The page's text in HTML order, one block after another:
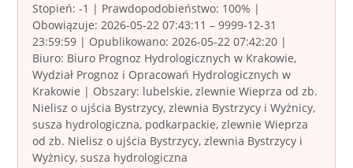
Stopień: -1 | Prawdopodobieństwo: 100% |
Obowiązuje: 2026-05-22 07:43:11 – 9999-12-31
23:59:59 | Opublikowano: 2026-05-22 07:42:20 |
Biuro: Biuro Prognoz Hydrologicznych w Krakowie,
Wydział Prognoz i Opracowań Hydrologicznych w
Krakowie | Obszary: lubelskie, zlewnie Wieprza od zb.
Nielisz o ujścia Bystrzycy, zlewnia Bystrzycy i Wyżnicy,
susza hydrologiczna, podkarpackie, zlewnie Wieprza
od zb. Nielisz o ujścia Bystrzycy, zlewnia Bystrzycy i
Wyżnicy, susza hydrologiczna